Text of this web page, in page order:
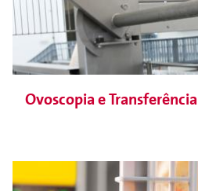
Ovoscopia e Transferência